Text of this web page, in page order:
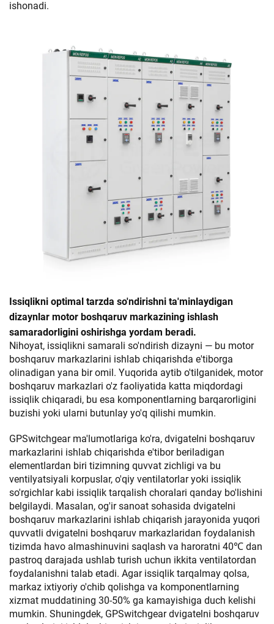
ishonadi.
Issiqlikni optimal tarzda so'ndirishni ta'minlaydigan
dizaynlar motor boshqaruv markazining ishlash
samaradorligini oshirishga yordam beradi.
Nihoyat, issiqlikni samarali so'ndirish dizayni — bu motor
boshqaruv markazlarini ishlab chiqarishda e'tiborga
olinadigan yana bir omil. Yuqorida aytib o'tilganidek, motor
boshqaruv markazlari o'z faoliyatida katta miqdordagi
issiqlik chiqaradi, bu esa komponentlarning barqarorligini
buzishi yoki ularni butunlay yo'q qilishi mumkin.
GPSwitchgear ma'lumotlariga ko'ra, dvigatelni boshqaruv
markazlarini ishlab chiqarishda e'tibor beriladigan
elementlardan biri tizimning quvvat zichligi va bu
ventilyatsiyali korpuslar, o'qiy ventilatorlar yoki issiqlik
so'rgichlar kabi issiqlik tarqalish choralari qanday bo'lishini
belgilaydi. Masalan, og'ir sanoat sohasida dvigatelni
boshqaruv markazlarini ishlab chiqarish jarayonida yuqori
quvvatli dvigatelni boshqaruv markazlaridan foydalanish
tizimda havo almashinuvini saqlash va haroratni 40℃ dan
pastroq darajada ushlab turish uchun ikkita ventilatordan
foydalanishni talab etadi. Agar issiqlik tarqalmay qolsa,
markaz ixtiyoriy o'chib qolishga va komponentlarning
xizmat muddatining 30-50% ga kamayishiga duch kelishi
mumkin. Shuningdek, GPSwitchgear dvigatelni boshqaruv